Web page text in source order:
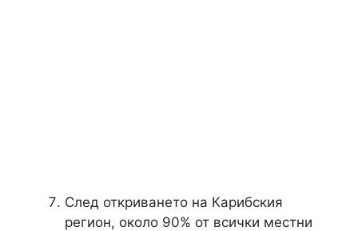
След откриването на Карибския
регион, около 90% от всички местни